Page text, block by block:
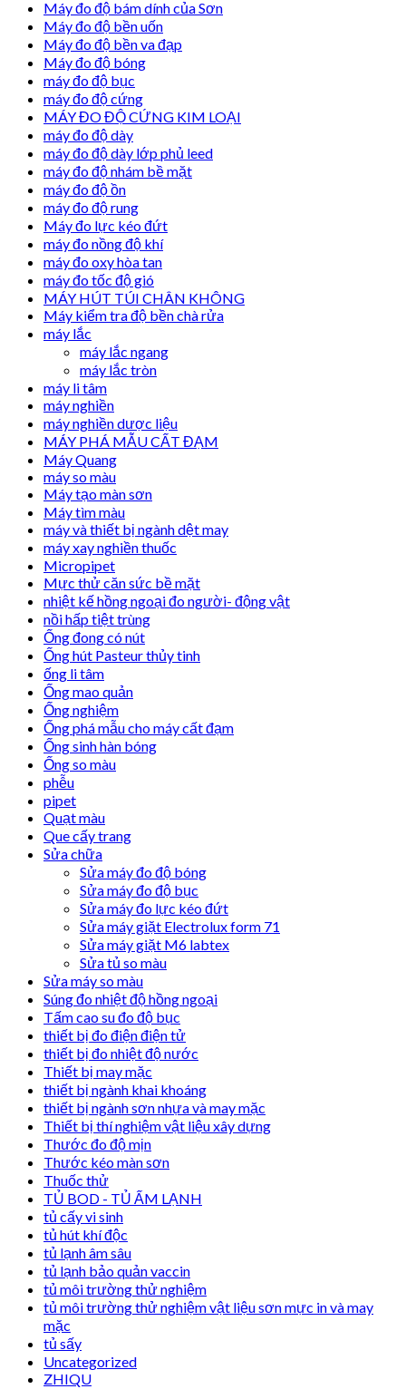
Máy đo độ bám dính của Sơn
Máy đo độ bền uốn
Máy đo độ bền va đạp
Máy đo độ bóng
máy đo độ bục
máy đo độ cứng
MÁY ĐO ĐỘ CỨNG KIM LOẠI
máy đo độ dày
máy đo độ dày lớp phủ leed
máy đo độ nhám bề mặt
máy đo độ ồn
máy đo độ rung
Máy đo lực kéo đứt
máy đo nồng độ khí
máy đo oxy hòa tan
máy đo tốc độ gió
MÁY HÚT TÚI CHÂN KHÔNG
Máy kiểm tra độ bền chà rửa
máy lắc
máy lắc ngang
máy lắc tròn
máy li tâm
máy nghiền
máy nghiền dược liệu
MÁY PHÁ MẪU CẤT ĐẠM
Máy Quang
máy so màu
Máy tạo màn sơn
Máy tìm màu
máy và thiết bị ngành dệt may
máy xay nghiền thuốc
Micropipet
Mực thử căn sức bề mặt
nhiệt kế hồng ngoại đo người- động vật
nồi hấp tiệt trùng
Ống đong có nút
Ống hút Pasteur thủy tinh
ống li tâm
Ống mao quản
Ống nghiệm
Ống phá mẫu cho máy cất đạm
Ống sinh hàn bóng
Ống so màu
phễu
pipet
Quạt màu
Que cấy trang
Sửa chữa
Sửa máy đo độ bóng
Sửa máy đo độ bục
Sửa máy đo lực kéo đứt
Sửa máy giặt Electrolux form 71
Sửa máy giặt M6 labtex
Sửa tủ so màu
Sửa máy so màu
Súng đo nhiệt độ hồng ngoại
Tấm cao su đo độ bục
thiết bị đo điện điện tử
thiết bị đo nhiệt độ nước
Thiết bị may mặc
thiết bị ngành khai khoáng
thiết bị ngành sơn nhựa và may mặc
Thiết bị thí nghiệm vật liệu xây dựng
Thước đo độ mịn
Thước kéo màn sơn
Thuốc thử
TỦ BOD - TỦ ẤM LẠNH
tủ cấy vi sinh
tủ hút khí độc
tủ lạnh âm sâu
tủ lạnh bảo quản vaccin
tủ môi trường thử nghiệm
tủ môi trường thử nghiệm vật liệu sơn mực in và may
mặc
tủ sấy
Uncategorized
ZHIQU